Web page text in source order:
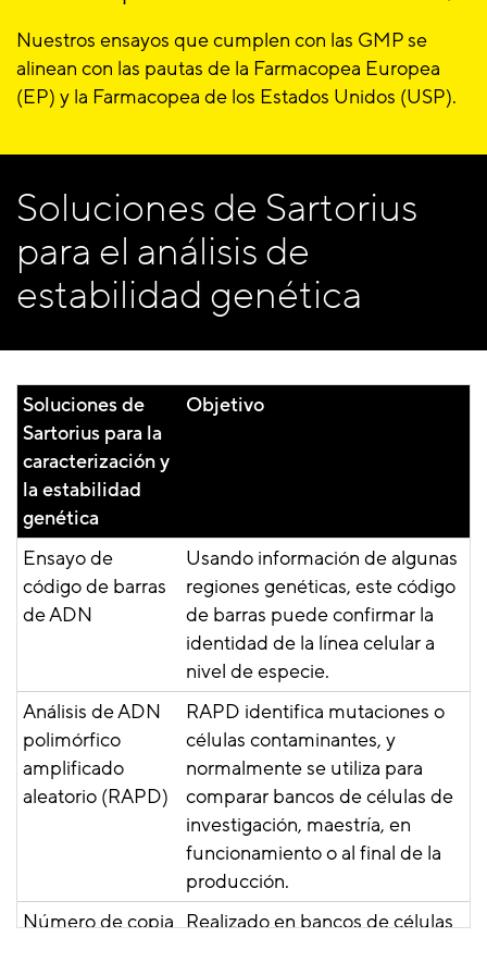
Nuestros ensayos que cumplen con las GMP se
alinean con las pautas de la Farmacopea Europea
(EP) y la Farmacopea de los Estados Unidos (USP).
Soluciones de Sartorius
para el análisis de
estabilidad genética
Soluciones de
Sartorius para la
caracterización y
la estabilidad
genética
Objetivo
Ensayo de
código de barras
de ADN
Usando información de algunas
regiones genéticas, este código
de barras puede confirmar la
identidad de la línea celular a
nivel de especie.
Análisis de ADN
polimórfico
amplificado
aleatorio (RAPD)
RAPD identifica mutaciones o
células contaminantes, y
normalmente se utiliza para
comparar bancos de células de
investigación, maestría, en
funcionamiento o al final de la
producción.
Número de copia Realizado en bancos de células